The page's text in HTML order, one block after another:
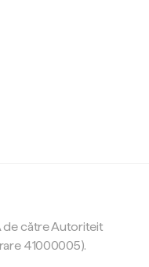
de către Autoriteit
41000005).